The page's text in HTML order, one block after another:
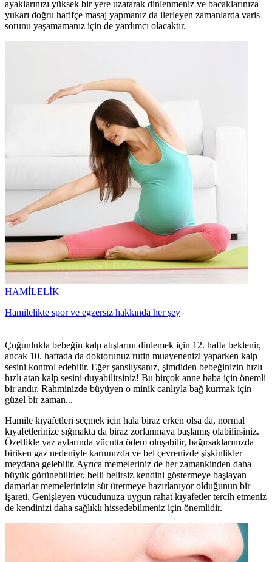
ayaklarınızı yüksek bir yere uzatarak dinlenmeniz ve bacaklarınıza
yukarı doğru hafifçe masaj yapmanız da ilerleyen zamanlarda varis
sorunu yaşamamanız için de yardımcı olacaktır.
HAMİLELİK
Hamilelikte spor ve egzersiz hakkında her şey
Çoğunlukla bebeğin kalp atışlarını dinlemek için 12. hafta beklenir,
ancak 10. haftada da doktorunuz rutin muayenenizi yaparken kalp
sesini kontrol edebilir. Eğer şanslıysanız, şimdiden bebeğinizin hızlı
hızlı atan kalp sesini duyabilirsiniz! Bu birçok anne baba için önemli
bir andır. Rahminizde büyüyen o minik canlıyla bağ kurmak için
güzel bir zaman...
Hamile kıyafetleri seçmek için hala biraz erken olsa da, normal
kıyafetlerinize sığmakta da biraz zorlanmaya başlamış olabilirsiniz.
Özellikle yaz aylarında vücutta ödem oluşabilir, bağırsaklarınızda
biriken gaz nedeniyle karnınızda ve bel çevrenizde şişkinlikler
meydana gelebilir. Ayrıca memeleriniz de her zamankinden daha
büyük görünebilirler, belli belirsiz kendini göstermeye başlayan
damarlar memelerinizin süt üretmeye hazırlanıyor olduğunun bir
işareti. Genişleyen vücudunuza uygun rahat kıyafetler tercih etmeniz
de kendinizi daha sağlıklı hissedebilmeniz için önemlidir.